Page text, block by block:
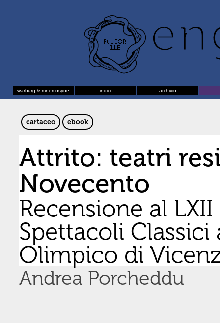
warburg & mnemosyne indici archivio
cartaceo ebook
Attrito: teatri
Novecento
Recensione al
Spettacoli Classici
Olimpico di
Andrea Porcheddu